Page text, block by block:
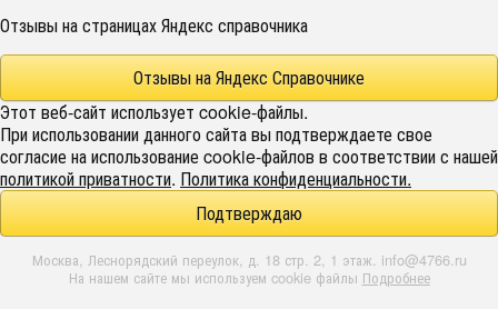
Отзывы на страницах Яндекс справочника
Отзывы на Яндекс Справочнике
Этот веб-сайт использует cookie-файлы.
При использовании данного сайта вы подтверждаете свое
согласие на использование cookie-файлов в соответствии с нашей
политикой приватности. Политика конфиденциальности.
Подтверждаю
Москва, Леснорядский переулок, д. 18 стр. 2, 1 этаж. info@4766.ru
На нашем сайте мы используем cookie файлы Подробнее